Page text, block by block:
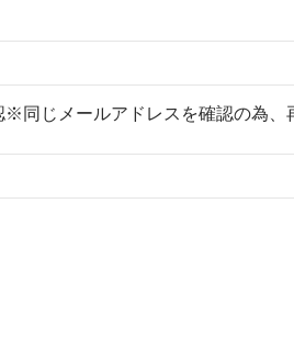
※同じメールアドレスを確認の為、